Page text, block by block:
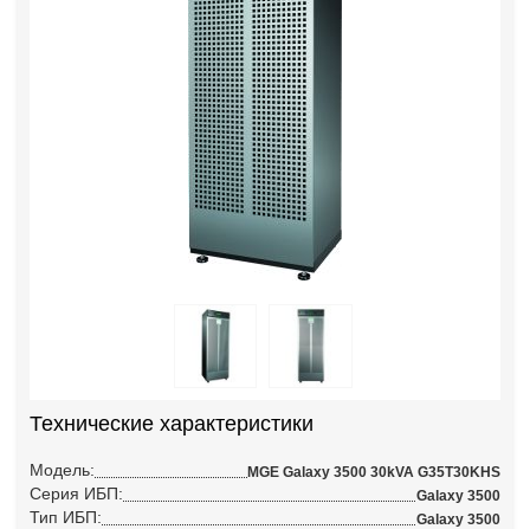
Технические характеристики
Модель: MGE Galaxy 3500 30kVA G35T30KHS
Серия ИБП: Galaxy 3500
Тип ИБП: Galaxy 3500